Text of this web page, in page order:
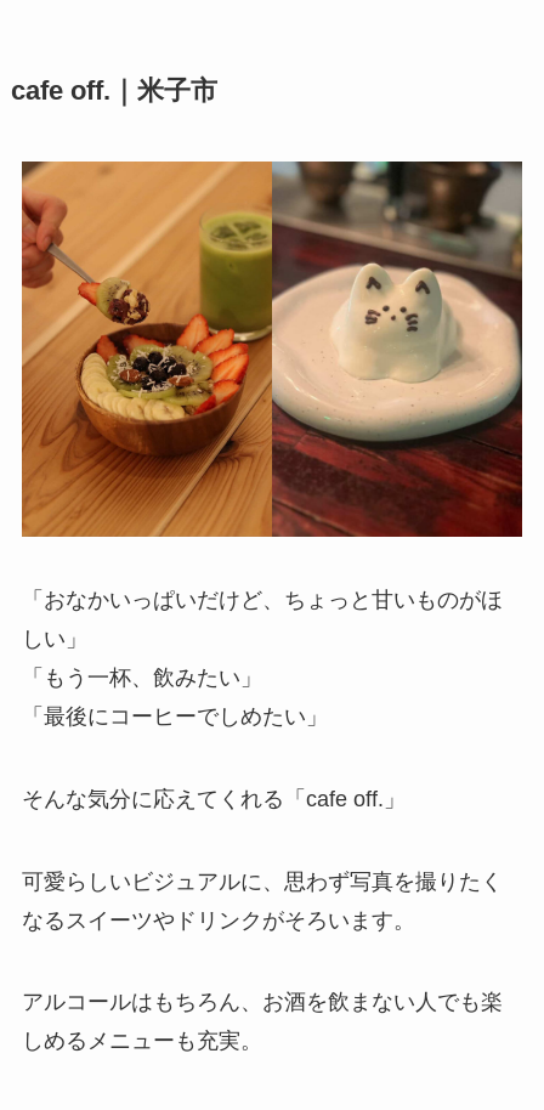
cafe off.｜米子市
「おなかいっぱいだけど、ちょっと甘いものがほ
しい」
「もう一杯、飲みたい」
「最後にコーヒーでしめたい」
そんな気分に応えてくれる「cafe off.」
可愛らしいビジュアルに、思わず写真を撮りたく
なるスイーツやドリンクがそろいます。
アルコールはもちろん、お酒を飲まない人でも楽
しめるメニューも充実。